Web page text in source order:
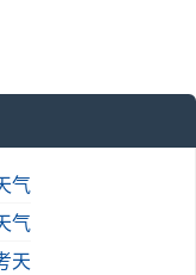
气
气
天